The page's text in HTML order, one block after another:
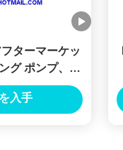
ターマーケッ
グ ポンプ、日
却水ポンプ タ
入手